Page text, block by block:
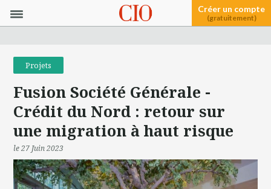
Créer un compte
(gratuitement)
Projets
Fusion Société Générale -
Crédit du Nord : retour sur
une migration à haut risque
le 27 Juin 2023